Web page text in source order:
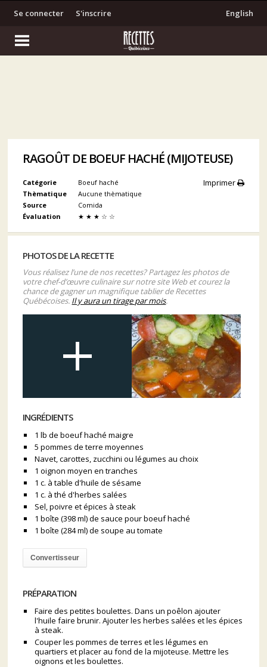
S'inscrire
Se connecter English
RAGOÛT DE BOEUF HACHÉ (MIJOTEUSE)
Imprimer
Catégorie
Boeuf haché
Thèmatique
Aucune thèmatique
Source
Comida
Évaluation
★ ★ ★ ☆ ☆
PHOTOS DE LA RECETTE
Vous réalisez l’une de nos recettes? Partagez les photos de
votre chef-d’œuvre culinaire sur notre site Web et courez la
chance de gagner un magnifique tablier de Recettes
Québécoises. Il y aura un tirage par mois.
INGRÉDIENTS
1 lb de boeuf haché maigre
5 pommes de terre moyennes
Navet, carottes, zucchini ou légumes au choix
1 oignon moyen en tranches
1 c. à table d'huile de sésame
1 c. à thé d'herbes salées
Sel, poivre et épices à steak
1 boîte (398 ml) de sauce pour boeuf haché
1 boîte (284 ml) de soupe au tomate
Convertisseur
PRÉPARATION
Faire des petites boulettes. Dans un poêlon ajouter
l'huile faire brunir. Ajouter les herbes salées et les épices
à steak.
Couper les pommes de terres et les légumes en
quartiers et placer au fond de la mijoteuse. Mettre les
oignons et les boulettes.